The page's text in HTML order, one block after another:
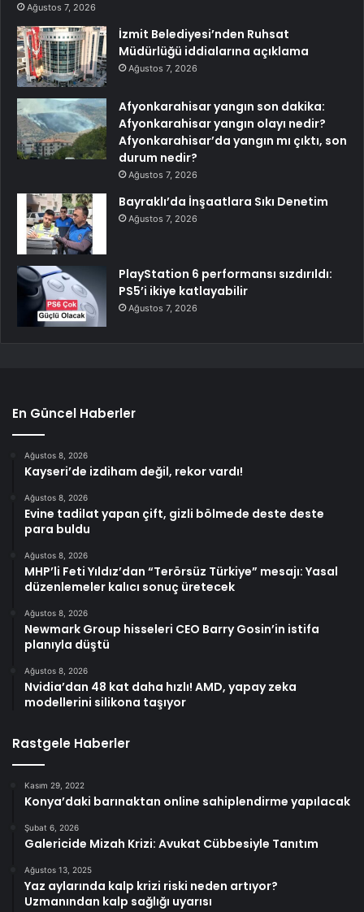
Ağustos 7, 2026
İzmit Belediyesi’nden Ruhsat
Müdürlüğü iddialarına açıklama
Ağustos 7, 2026
Afyonkarahisar yangın son dakika:
Afyonkarahisar yangın olayı nedir?
Afyonkarahisar’da yangın mı çıktı, son
durum nedir?
Ağustos 7, 2026
Bayraklı’da İnşaatlara Sıkı Denetim
Ağustos 7, 2026
PlayStation 6 performansı sızdırıldı:
PS5’i ikiye katlayabilir
Ağustos 7, 2026
En Güncel Haberler
Ağustos 8, 2026
Kayseri’de izdiham değil, rekor vardı!
Ağustos 8, 2026
Evine tadilat yapan çift, gizli bölmede deste deste
para buldu
Ağustos 8, 2026
MHP’li Feti Yıldız’dan “Terörsüz Türkiye” mesajı: Yasal
düzenlemeler kalıcı sonuç üretecek
Ağustos 8, 2026
Newmark Group hisseleri CEO Barry Gosin’in istifa
planıyla düştü
Ağustos 8, 2026
Nvidia’dan 48 kat daha hızlı! AMD, yapay zeka
modellerini silikona taşıyor
Rastgele Haberler
Kasım 29, 2022
Konya’daki barınaktan online sahiplendirme yapılacak
Şubat 6, 2026
Galericide Mizah Krizi: Avukat Cübbesiyle Tanıtım
Ağustos 13, 2025
Yaz aylarında kalp krizi riski neden artıyor?
Uzmanından kalp sağlığı uyarısı